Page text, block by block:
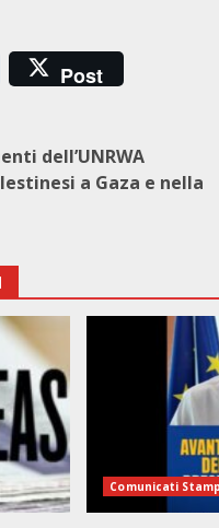
Post
dell’UNRWA
a Gaza e nella
Comunicati